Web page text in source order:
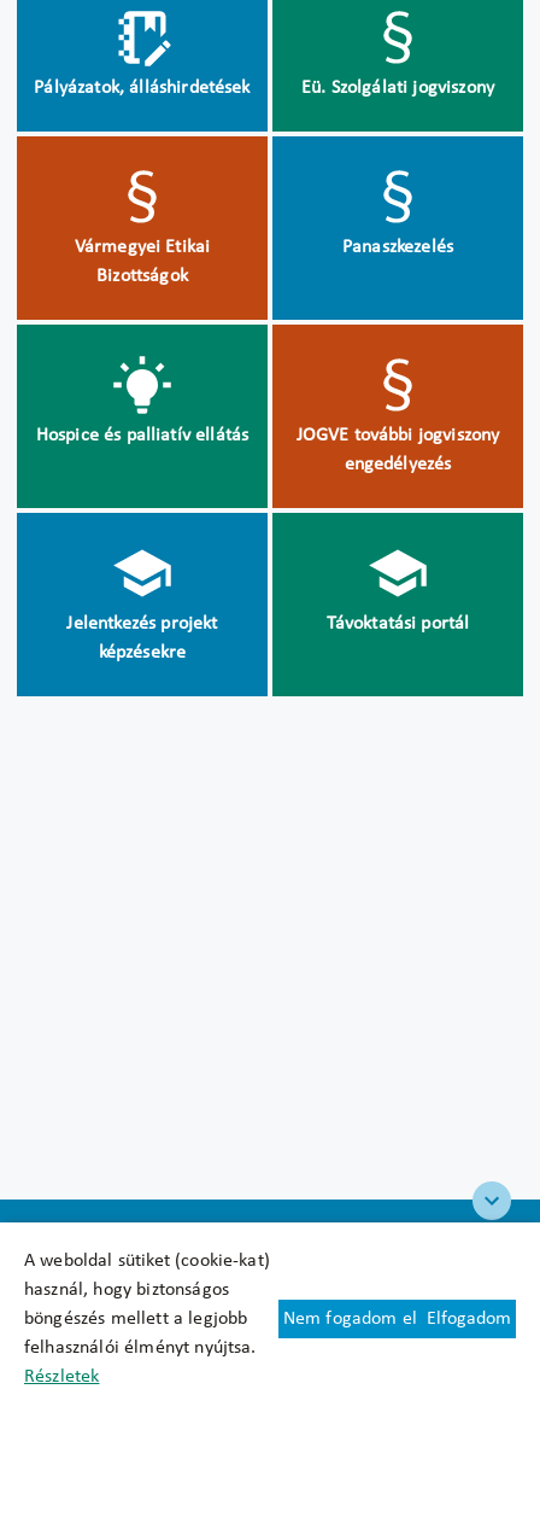
A weboldal sütiket (cookie-kat)
használ, hogy biztonságos
böngészés mellett a legjobb
felhasználói élményt nyújtsa.
Részletek
Nem fogadom el Elfogadom
Pályázatok, álláshirdetések Eü. Szolgálati jogviszony
Vármegyei Etikai
Bizottságok
Panaszkezelés
Hospice és palliatív ellátás
JOGVE további jogviszony
engedélyezés
Jelentkezés projekt
képzésekre
Távoktatási portál
Felhasználási feltételek